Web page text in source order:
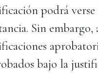
podrá
Sin
bajo la